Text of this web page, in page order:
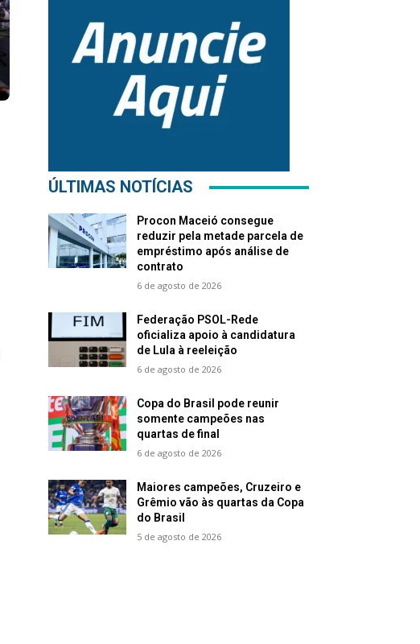
ÚLTIMAS NOTÍCIAS
Procon Maceió consegue
reduzir pela metade parcela de
empréstimo após análise de
contrato
6 de agosto de 2026
Federação PSOL-Rede
oficializa apoio à candidatura
de Lula à reeleição
6 de agosto de 2026
Copa do Brasil pode reunir
somente campeões nas
quartas de final
6 de agosto de 2026
Maiores campeões, Cruzeiro e
Grêmio vão às quartas da Copa
do Brasil
5 de agosto de 2026